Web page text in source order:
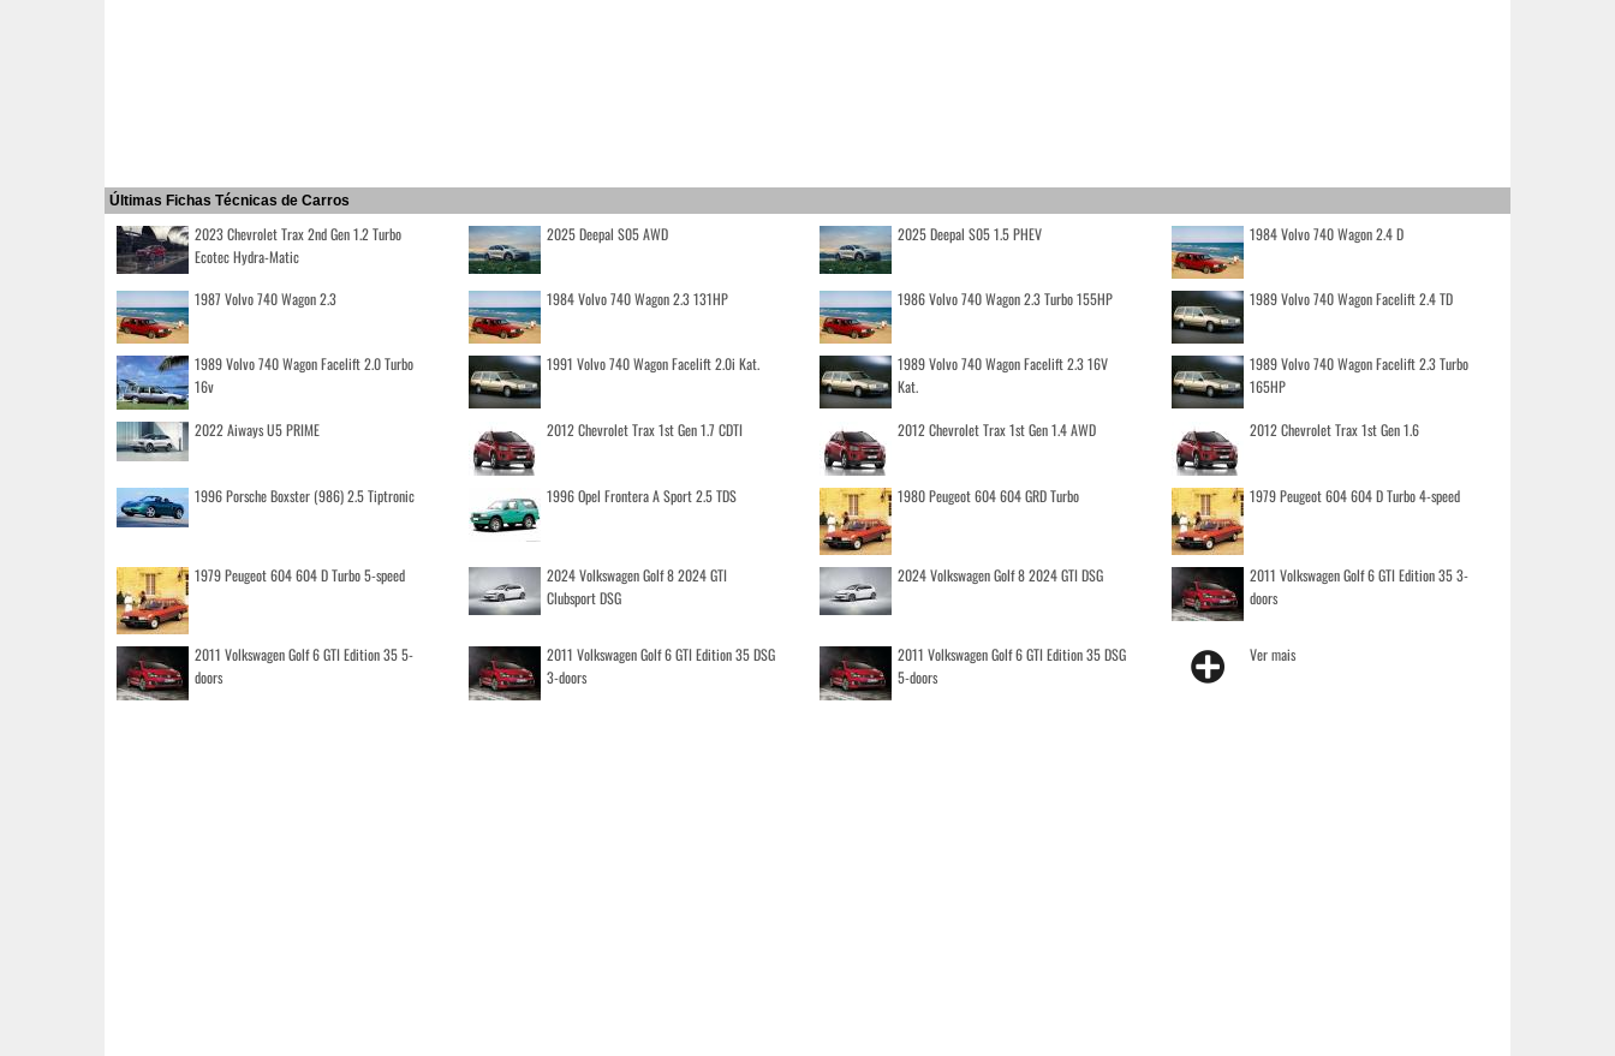
Últimas Fichas Técnicas de Carros
2023 Chevrolet Trax 2nd Gen 1.2 Turbo
Ecotec Hydra-Matic
2025 Deepal S05 AWD 2025 Deepal S05 1.5 PHEV 1984 Volvo 740 Wagon 2.4 D
1987 Volvo 740 Wagon 2.3 1984 Volvo 740 Wagon 2.3 131HP 1986 Volvo 740 Wagon 2.3 Turbo 155HP 1989 Volvo 740 Wagon Facelift 2.4 TD
1989 Volvo 740 Wagon Facelift 2.0 Turbo
16v
1991 Volvo 740 Wagon Facelift 2.0i Kat.
1989 Volvo 740 Wagon Facelift 2.3 16V
Kat.
1989 Volvo 740 Wagon Facelift 2.3 Turbo
165HP
2022 Aiways U5 PRIME 2012 Chevrolet Trax 1st Gen 1.7 CDTI 2012 Chevrolet Trax 1st Gen 1.4 AWD 2012 Chevrolet Trax 1st Gen 1.6
1996 Porsche Boxster (986) 2.5 Tiptronic 1996 Opel Frontera A Sport 2.5 TDS 1980 Peugeot 604 604 GRD Turbo 1979 Peugeot 604 604 D Turbo 4-speed
1979 Peugeot 604 604 D Turbo 5-speed
2024 Volkswagen Golf 8 2024 GTI
Clubsport DSG
2024 Volkswagen Golf 8 2024 GTI DSG
2011 Volkswagen Golf 6 GTI Edition 35 3-
doors
2011 Volkswagen Golf 6 GTI Edition 35 5-
doors
2011 Volkswagen Golf 6 GTI Edition 35 DSG
3-doors
2011 Volkswagen Golf 6 GTI Edition 35 DSG
5-doors
Ver mais